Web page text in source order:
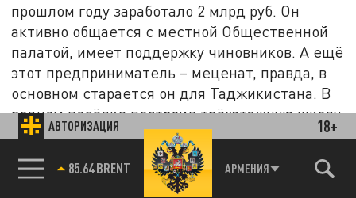
АВТОРИЗАЦИЯ 18+
85.64 BRENT АРМЕНИЯ
прошлом году заработало 2 млрд руб. Он
активно общается с местной Общественной
палатой, имеет поддержку чиновников. А ещё
этот предприниматель – меценат, правда, в
основном старается он для Таджикистана. В
родном посёлке построил трёхэтажную школу,
роддом, медцентр и больницу,
заасфальтировал дорогу. За что пользуется
большим влиянием среди земляков не только